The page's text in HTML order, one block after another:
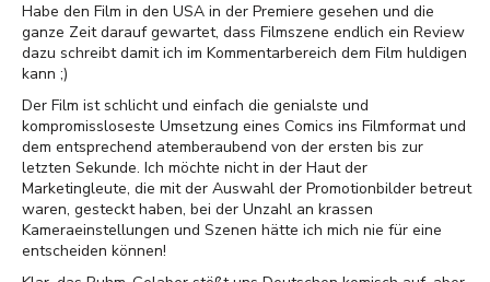
Habe den Film in den USA in der Premiere gesehen und die
ganze Zeit darauf gewartet, dass Filmszene endlich ein Review
dazu schreibt damit ich im Kommentarbereich dem Film huldigen
kann ;)
Der Film ist schlicht und einfach die genialste und
kompromissloseste Umsetzung eines Comics ins Filmformat und
dem entsprechend atemberaubend von der ersten bis zur
letzten Sekunde. Ich möchte nicht in der Haut der
Marketingleute, die mit der Auswahl der Promotionbilder betreut
waren, gesteckt haben, bei der Unzahl an krassen
Kameraeinstellungen und Szenen hätte ich mich nie für eine
entscheiden können!